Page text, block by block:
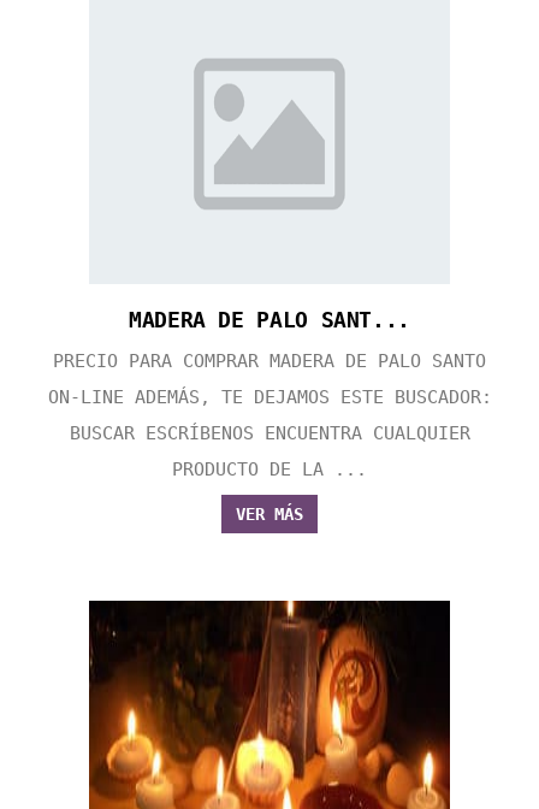
MADERA DE PALO SANT...
PRECIO PARA COMPRAR MADERA DE PALO SANTO
ON-LINE ADEMÁS, TE DEJAMOS ESTE BUSCADOR:
BUSCAR ESCRÍBENOS ENCUENTRA CUALQUIER
PRODUCTO DE LA ...
VER MÁS